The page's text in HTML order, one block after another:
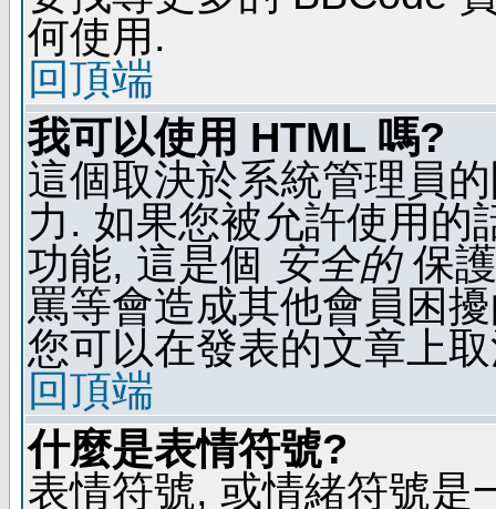
何使用.
回頂端
我可以使用 HTML 嗎?
這個取決於系統管理員
力. 如果您被允許使用的
功能, 這是個 安全的保
罵等會造成其他會員困
您可以在發表的文章上
回頂端
什麼是表情符號?
表情符號, 或情緒符號是